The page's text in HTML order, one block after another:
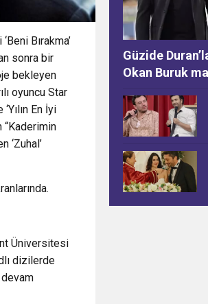
Bırakma’
sonra bir
bekleyen
oyuncu Star
En İyi
“Kaderimin
‘Zuhal’
Üniversitesi
dizilerde
Güzide
Okan Buruk